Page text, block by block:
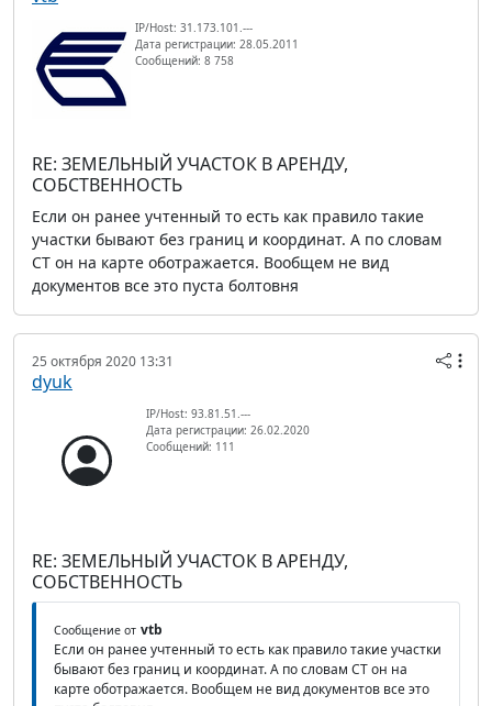
IP/Host: 31.173.101.---
Дата регистрации: 28.05.2011
Сообщений: 8 758
RE: ЗЕМЕЛЬНЫЙ УЧАСТОК В АРЕНДУ,
СОБСТВЕННОСТЬ
Если он ранее учтенный то есть как правило такие
участки бывают без границ и координат. А по словам
СТ он на карте оботражается. Вообщем не вид
документов все это пуста болтовня
25 октября 2020 13:31
dyuk
IP/Host: 93.81.51.---
Дата регистрации: 26.02.2020
Сообщений: 111
RE: ЗЕМЕЛЬНЫЙ УЧАСТОК В АРЕНДУ,
СОБСТВЕННОСТЬ
Сообщение от vtb
Если он ранее учтенный то есть как правило такие участки
бывают без границ и координат. А по словам СТ он на
карте оботражается. Вообщем не вид документов все это